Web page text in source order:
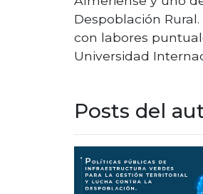
Despoblación
con labores
Universidad
Posts del